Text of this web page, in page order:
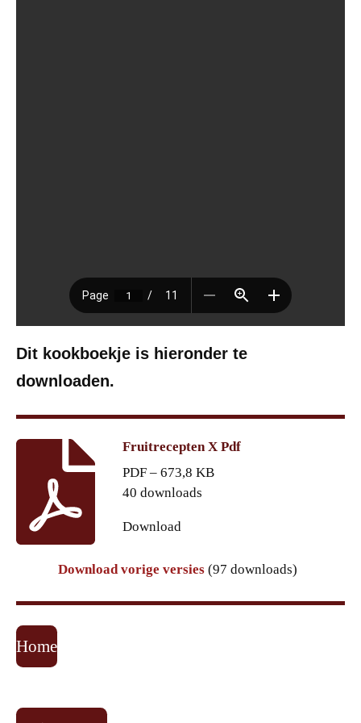
Dit kookboekje is hieronder te
downloaden.
Fruitrecepten X Pdf
PDF – 673,8 KB
40 downloads
Download
Download vorige versies (97 downloads)
Home